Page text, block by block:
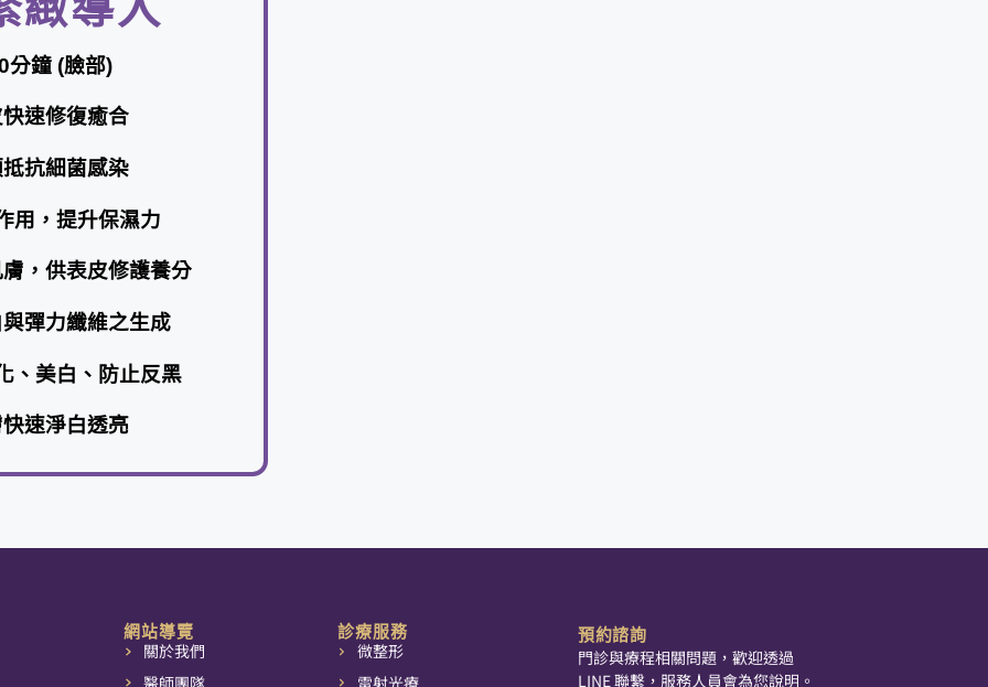
緻導入
:90分鐘 (臉部)
皮快速修復癒合
類抵抗細菌感染
作用，提升保濕力
肌膚，供表皮修護養分
白與彈力纖維之生成
膚快速淨白透亮